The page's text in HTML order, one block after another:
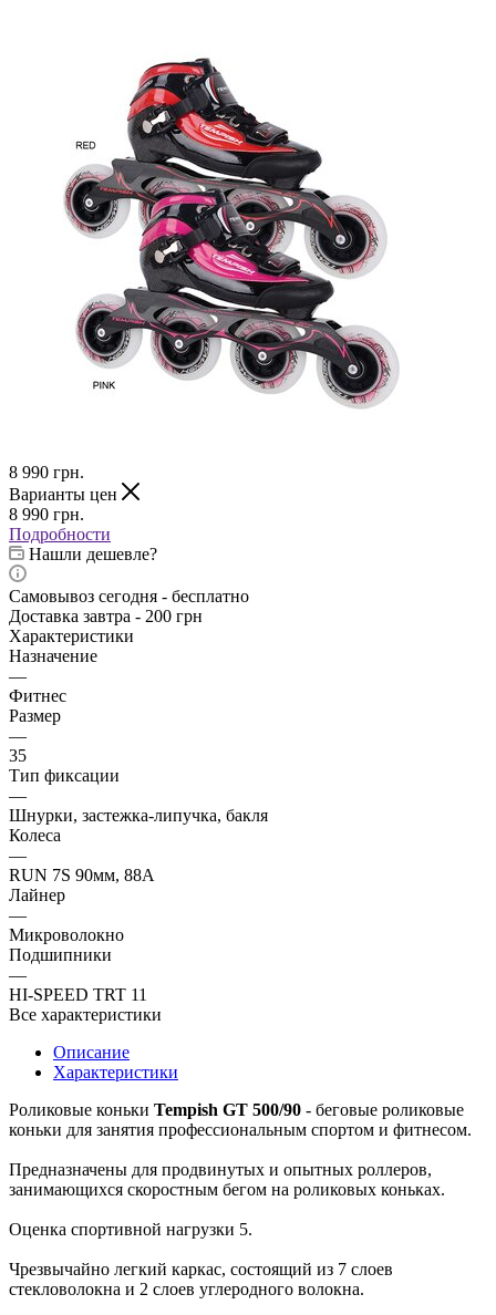
8 990 грн.
Варианты цен
8 990 грн.
Подробности
Нашли дешевле?
Самовывоз сегодня - бесплатно
Доставка завтра - 200 грн
Характеристики
Назначение
—
Фитнес
Размер
—
35
Тип фиксации
—
Шнурки, застежка-липучка, бакля
Колеса
—
RUN 7S 90мм, 88A
Лайнер
—
Микроволокно
Подшипники
—
HI-SPEED TRT 11
Все характеристики
Описание
Характеристики
Роликовые коньки Tempish GT 500/90 - беговые роликовые
коньки для занятия профессиональным спортом и фитнесом.
Предназначены для продвинутых и опытных роллеров,
занимающихся скоростным бегом на роликовых коньках.
Оценка спортивной нагрузки 5.
Чрезвычайно легкий каркас, состоящий из 7 слоев
стекловолокна и 2 слоев углеродного волокна.